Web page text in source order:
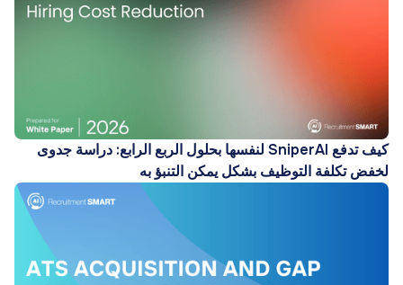
كيف تدفع SniperAI لنفسها بحلول الربع الرابع: دراسة جدوى
لخفض تكلفة التوظيف بشكل يمكن التنبؤ به